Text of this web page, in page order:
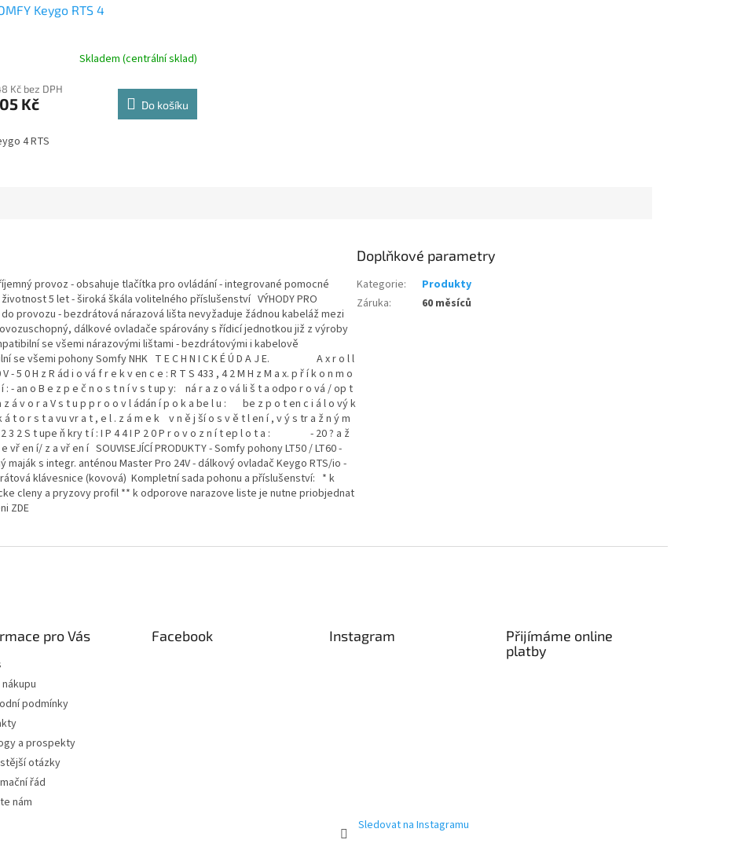
Keygo RTS 4
Skladem (centrální sklad)
Kč bez DPH
Kč Do košíku
4 RTS
příjemný provoz - obsahuje tlačítka pro ovládání - integrované pomocné
5 let - široká škála volitelného příslušenství VÝHODY PRO
do provozu - bezdrátová nárazová lišta nevyžaduje žádnou kabeláž mezi
dálkové ovladače spárovány s řídicí jednotkou již z výroby
se všemi nárazovými lištami - bezdrátovými i kabelově
se všemi pohony Somfy NHK T E C H N I C K É Ú D A J E. A x r o l l
0 H z R ád i o vá f r e k v en c e : R T S 433 , 4 2 M H z M a x. p ř í k o n m o
í : - an o B e z p e č n o s t n í v s t up y: ná r a z o vá li š t a odpo r o vá / op t
V s t u p p r o o v l ádán í p o k a be l u : be z p o t en c i á l o vý k
t o r s t a vu vr a t , e l . z á m e k v n ě j ší o s v ě t l en í , v ý s tr a ž n ý m
2 3 2 S t upe ň kry t í : I P 4 4 I P 2 0 P r o v o z n í t ep l o t a : - 20 ? a ž
en í/ z a vř en í SOUVISEJÍCÍ PRODUKTY - Somfy pohony LT50 / LT60 -
s integr. anténou Master Pro 24V - dálkový ovladač Keygo RTS/io -
klávesnice (kovová) Kompletní sada pohonu a příslušenství: * k
cleny a pryzovy profil ** k odporove narazove liste je nutne priobjednat
ZDE
Doplňkové parametry
Kategorie:
Produkty
Záruka: 60 měsíců
pro Vás
podmínky
a prospekty
otázky
řád
nám
Facebook Instagram
Sledovat na Instagramu
Přijímáme online
platby